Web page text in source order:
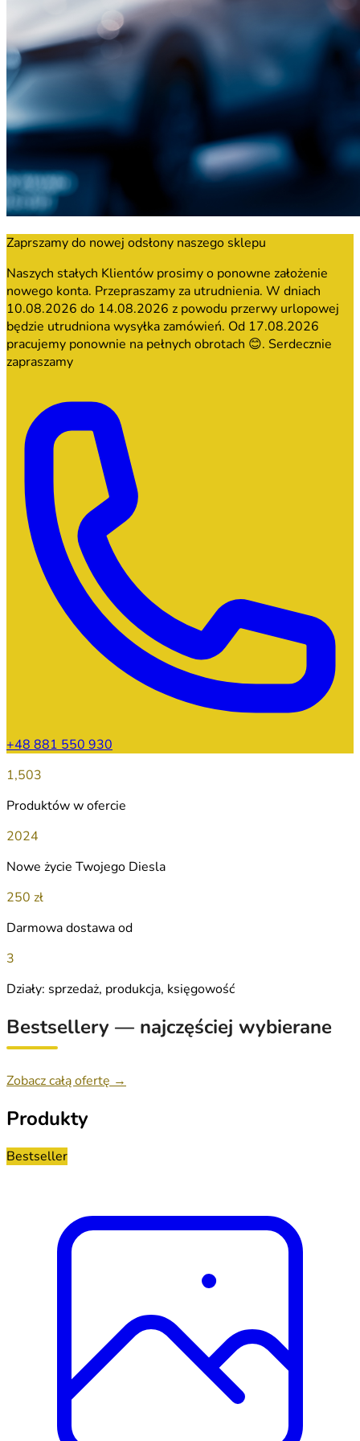
Zaprszamy do nowej odsłony naszego sklepu
Naszych stałych Klientów prosimy o ponowne założenie
nowego konta. Przepraszamy za utrudnienia. W dniach
10.08.2026 do 14.08.2026 z powodu przerwy urlopowej
będzie utrudniona wysyłka zamówień. Od 17.08.2026
pracujemy ponownie na pełnych obrotach 😊. Serdecznie
zapraszamy
+48 881 550 930
1,503
Produktów w ofercie
2024
Nowe życie Twojego Diesla
250 zł
Darmowa dostawa od
3
Działy: sprzedaż, produkcja, księgowość
Bestsellery — najczęściej wybierane
Zobacz całą ofertę →
Produkty
Bestseller